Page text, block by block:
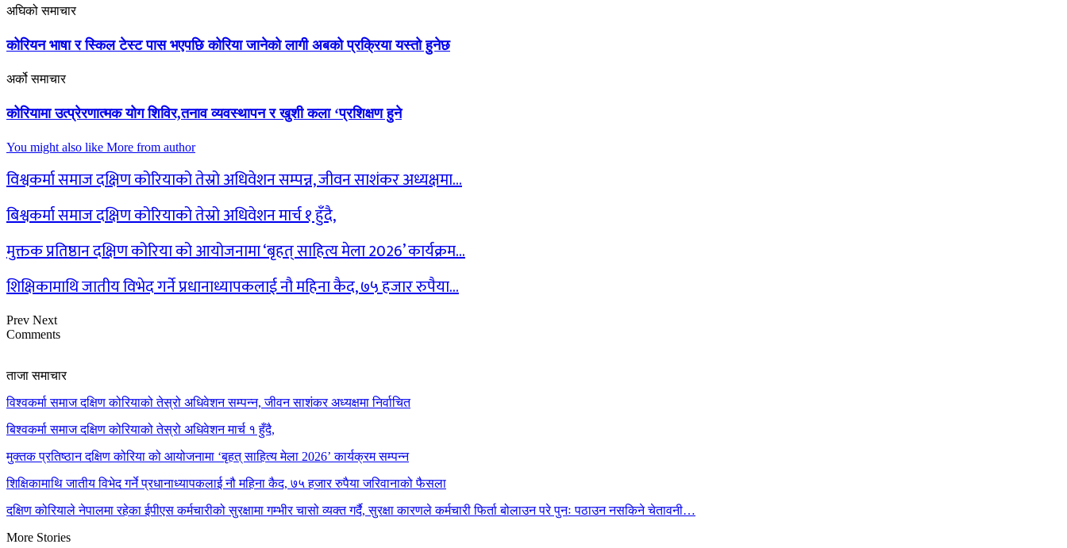
अघिको समाचार
कोरियन भाषा र स्किल टेस्ट पास भएपछि कोरिया जानेको लागी अबको प्रक्रिया यस्तो हुनेछ
अर्को समाचार
कोरियामा उत्प्रेरणात्मक योग शिविर,तनाव व्यवस्थापन र खुशी कला ‘प्रशिक्षण हुने
You might also like More from author
विश्वकर्मा समाज दक्षिण कोरियाको तेस्रो अधिवेशन सम्पन्न, जीवन साशंकर अध्यक्षमा…
बिश्वकर्मा समाज दक्षिण कोरियाको तेस्रो अधिवेशन मार्च १ हुँदै,
मुक्तक प्रतिष्ठान दक्षिण कोरिया को आयोजनामा ‘बृहत् साहित्य मेला 2026’ कार्यक्रम…
शिक्षिकामाथि जातीय विभेद गर्ने प्रधानाध्यापकलाई नौ महिना कैद, ७५ हजार रुपैया…
Prev Next
Comments
ताजा समाचार
विश्वकर्मा समाज दक्षिण कोरियाको तेस्रो अधिवेशन सम्पन्न, जीवन साशंकर अध्यक्षमा निर्वाचित
बिश्वकर्मा समाज दक्षिण कोरियाको तेस्रो अधिवेशन मार्च १ हुँदै,
मुक्तक प्रतिष्ठान दक्षिण कोरिया को आयोजनामा ‘बृहत् साहित्य मेला 2026’ कार्यक्रम सम्पन्न
शिक्षिकामाथि जातीय विभेद गर्ने प्रधानाध्यापकलाई नौ महिना कैद, ७५ हजार रुपैया जरिवानाको फैसला
दक्षिण कोरियाले नेपालमा रहेका ईपीएस कर्मचारीको सुरक्षामा गम्भीर चासो व्यक्त गर्दै, सुरक्षा कारणले कर्मचारी फिर्ता बोलाउन परे पुनः पठाउन नसकिने चेतावनी…
More Stories